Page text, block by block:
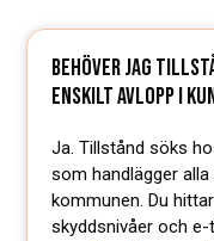
BEHÖVER JAG
ENSKILT AVLOPP I
Ja. Tillstånd söks
som handlägger
kommunen. Du
skyddsnivåer och